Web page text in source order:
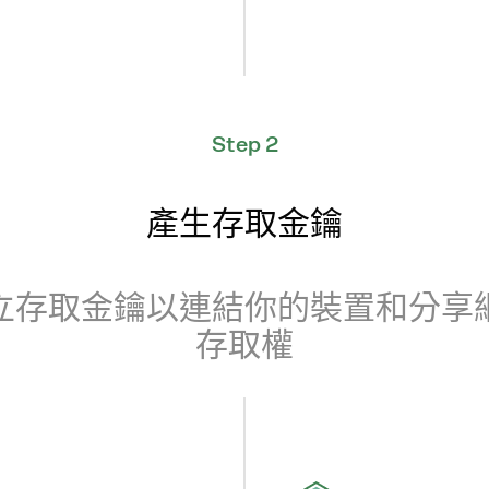
Step 2
產生存取金鑰
存取金鑰以連結你的裝置和分享
存取權